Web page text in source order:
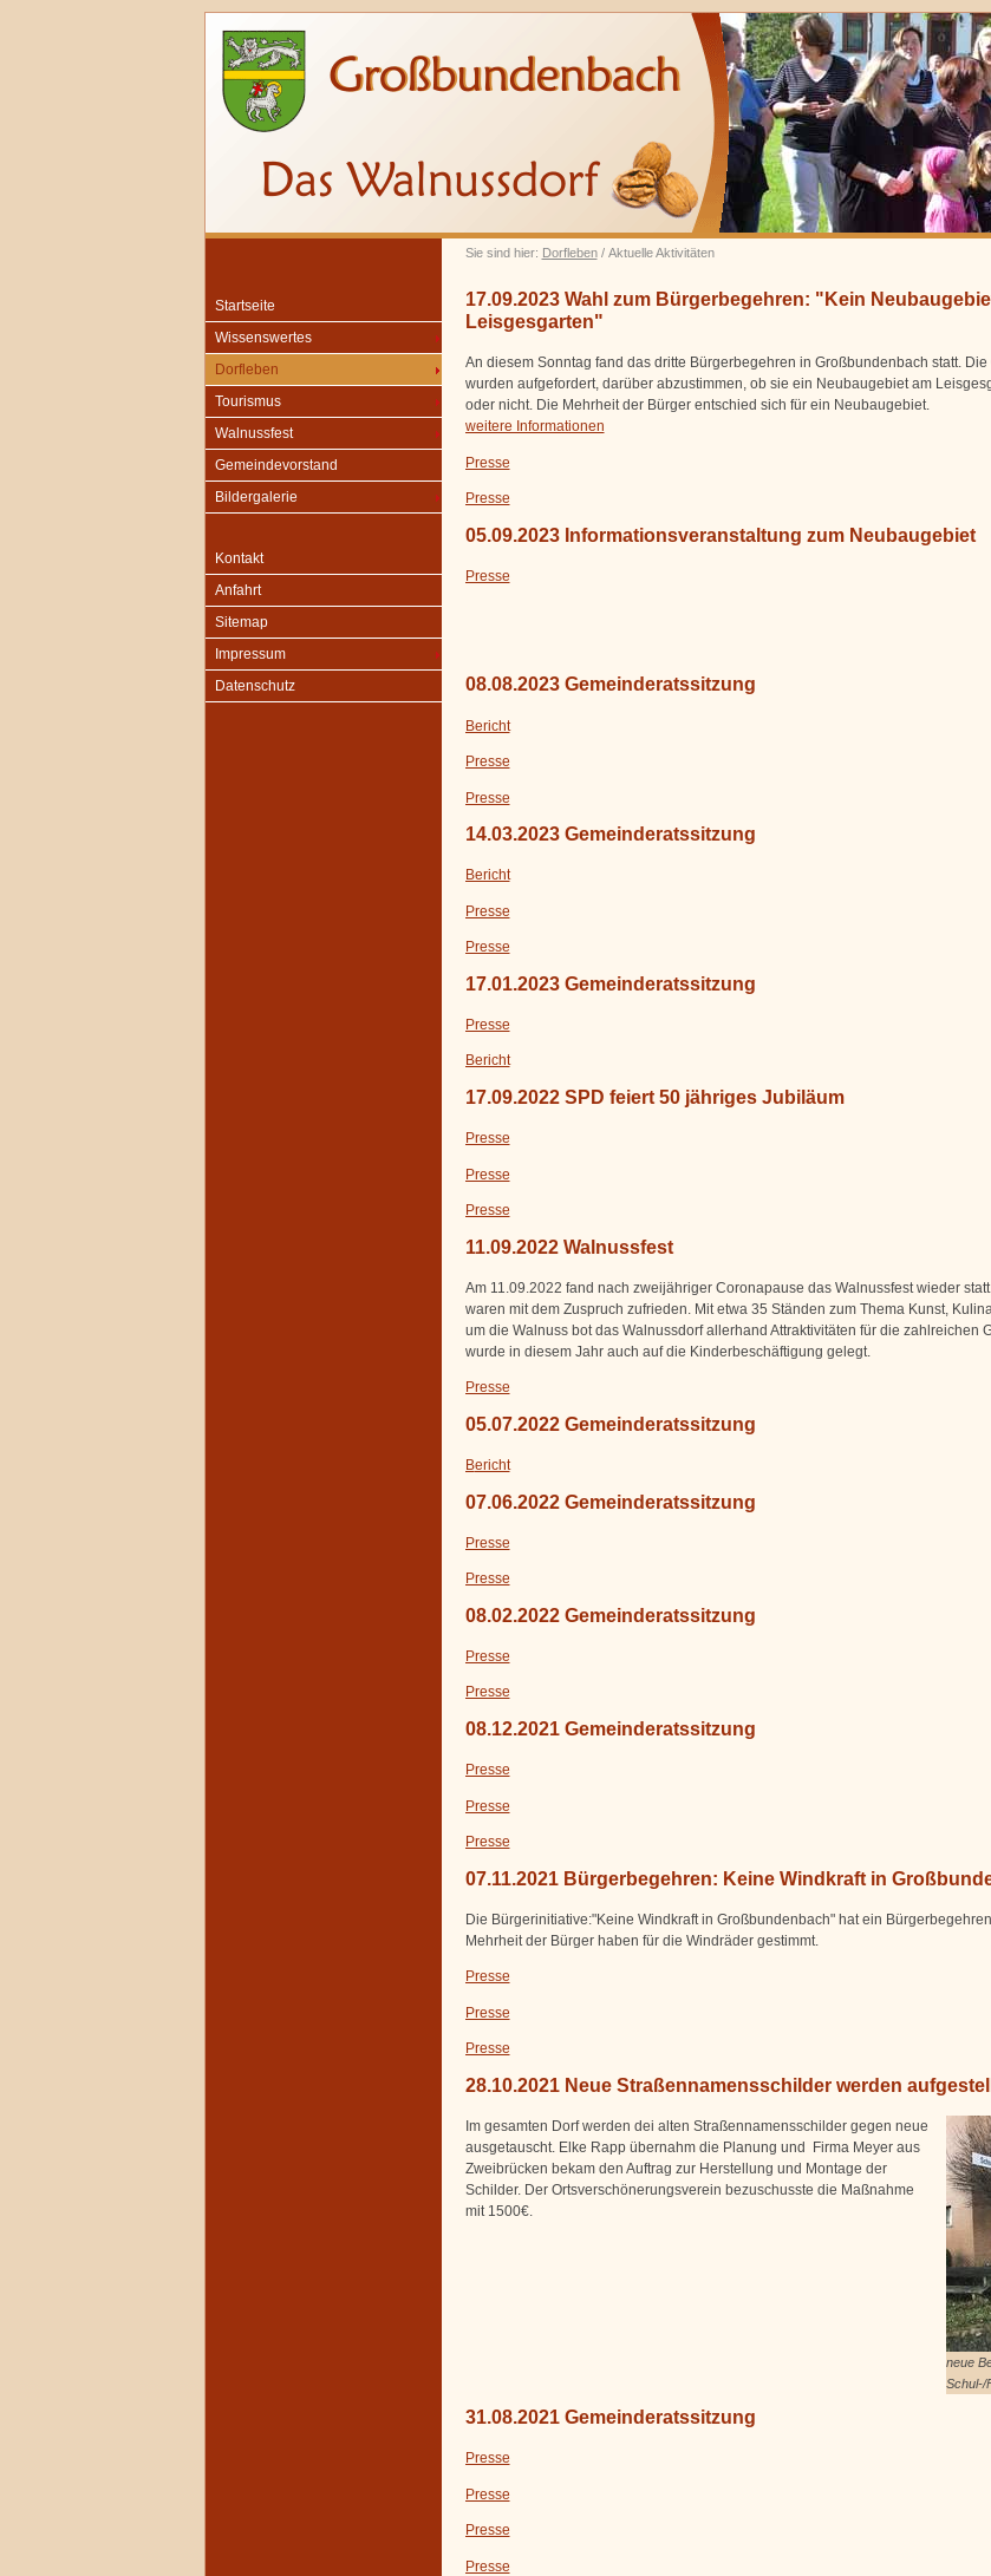
Sie sind hier: Dorfleben/ Aktuelle Aktivitäten
Startseite
Wissenswertes
Dorfleben
Tourismus
Walnussfest
Gemeindevorstand
Bildergalerie
Kontakt
Anfahrt
Sitemap
Impressum
Datenschutz
17.09.2023 Wahl zum Bürgerbegehren: "Kein
Leisgesgarten"
An diesem Sonntag fand das dritte Bürgerbegehren in Großbundenbach statt.
wurden aufgefordert, darüber abzustimmen, ob sie ein Neubaugebiet am
oder nicht. Die Mehrheit der Bürger entschied sich für ein Neubaugebiet.
weitere Informationen
Presse
Presse
05.09.2023 Informationsveranstaltung zum Neubaugebiet
Presse
08.08.2023 Gemeinderatssitzung
Bericht
Presse
Presse
14.03.2023 Gemeinderatssitzung
Bericht
Presse
Presse
17.01.2023 Gemeinderatssitzung
Presse
Bericht
17.09.2022 SPD feiert 50 jähriges Jubiläum
Presse
Presse
Presse
11.09.2022 Walnussfest
Am 11.09.2022 fand nach zweijähriger Coronapause das Walnussfest wieder
waren mit dem Zuspruch zufrieden. Mit etwa 35 Ständen zum Thema Kunst,
um die Walnuss bot das Walnussdorf allerhand Attraktivitäten für die zahlreichen
wurde in diesem Jahr auch auf die Kinderbeschäftigung gelegt.
Presse
05.07.2022 Gemeinderatssitzung
Bericht
07.06.2022 Gemeinderatssitzung
Presse
Presse
08.02.2022 Gemeinderatssitzung
Presse
Presse
08.12.2021 Gemeinderatssitzung
Presse
Presse
Presse
07.11.2021 Bürgerbegehren: Keine Windkraft in
Die Bürgerinitiative:"Keine Windkraft in Großbundenbach" hat ein
Mehrheit der Bürger haben für die Windräder gestimmt.
Presse
Presse
Presse
28.10.2021 Neue Straßennamensschilder werden
neue
Schul-/
Im gesamten Dorf werden dei alten Straßennamensschilder gegen neue
ausgetauscht. Elke Rapp übernahm die Planung und Firma Meyer aus
Zweibrücken bekam den Auftrag zur Herstellung und Montage der
Schilder. Der Ortsverschönerungsverein bezuschusste die Maßnahme
mit 1500€.
31.08.2021 Gemeinderatssitzung
Presse
Presse
Presse
Presse